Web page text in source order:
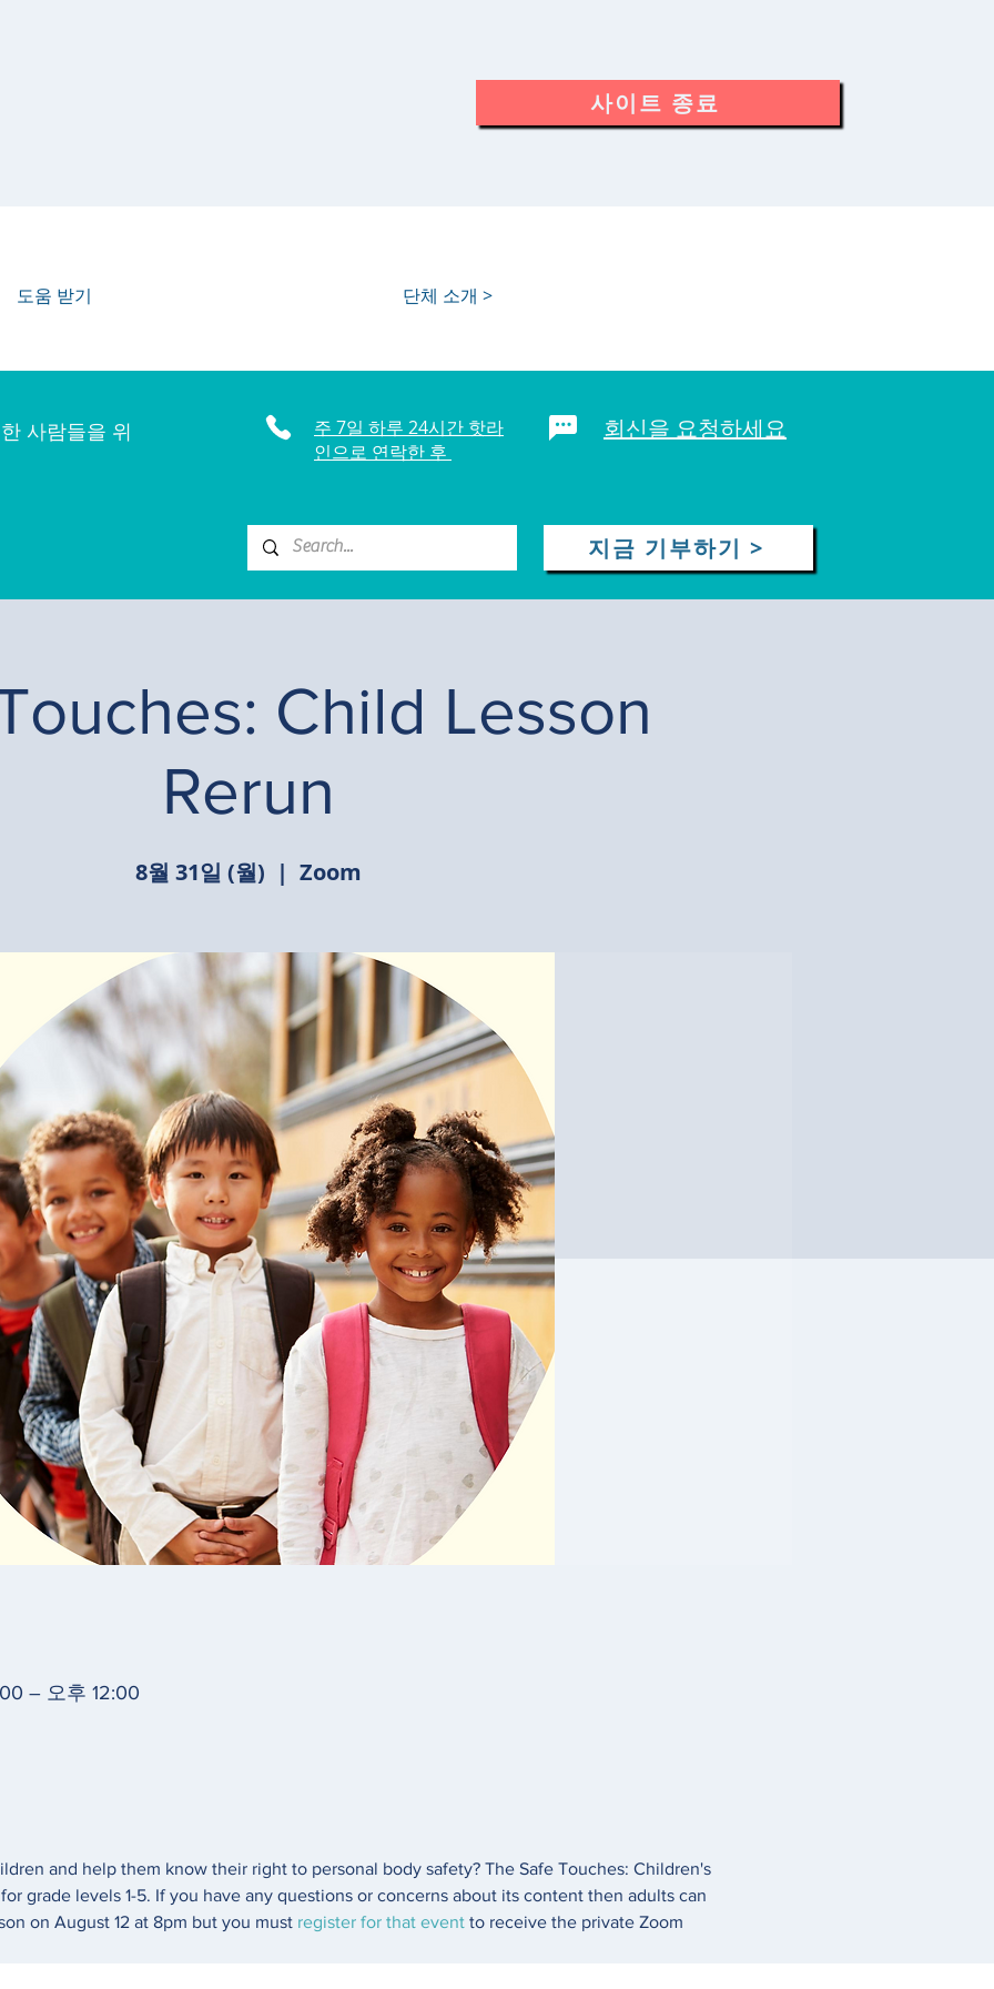
사이트 종료
도움 받기 단체 소개 >
사람들을 위
주 7일 하루 24시간 핫라
인으로 연락한 후
회신을 요청하세요
지금 기부하기 >
Child Lesson
Rerun
8월 31일 (월)
  |
Zoom
– 오후 12:00
and help them know their right to personal body safety? The Safe Touches: Children's
grade levels 1-5. If you have any questions or concerns about its content then adults can
on August 12 at 8pm but you must register for that event to receive the private Zoom